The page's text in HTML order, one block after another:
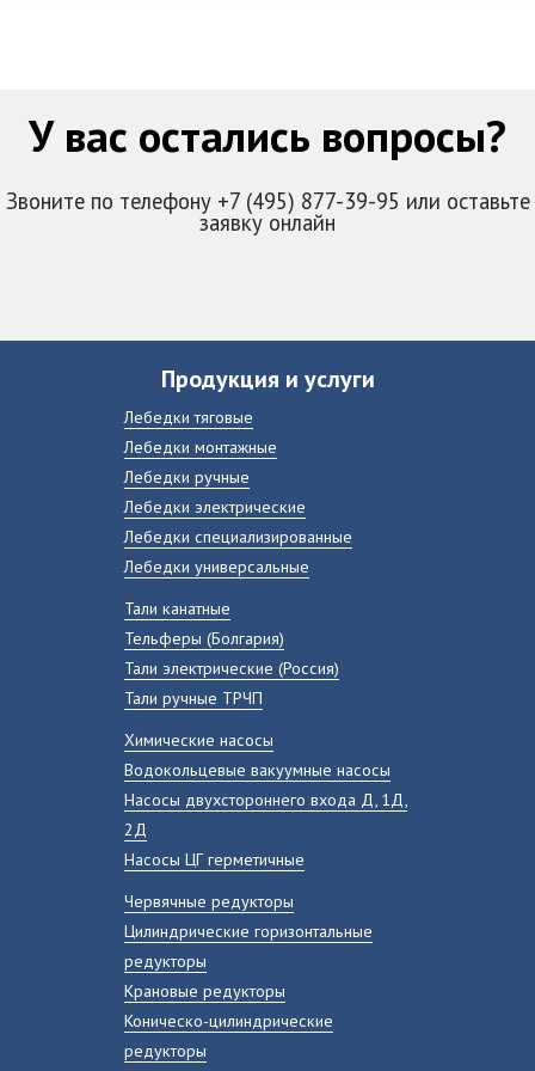
У вас остались вопросы?
Звоните по телефону +7 (495) 877-39-95 или оставьте
заявку онлайн
Продукция и услуги
Лебедки тяговые
Лебедки монтажные
Лебедки ручные
Лебедки электрические
Лебедки специализированные
Лебедки универсальные
Тали канатные
Тельферы (Болгария)
Тали электрические (Россия)
Тали ручные ТРЧП
Химические насосы
Водокольцевые вакуумные насосы
Насосы двухстороннего входа Д, 1Д,
2Д
Насосы ЦГ герметичные
Червячные редукторы
Цилиндрические горизонтальные
редукторы
Крановые редукторы
Коническо-цилиндрические
редукторы